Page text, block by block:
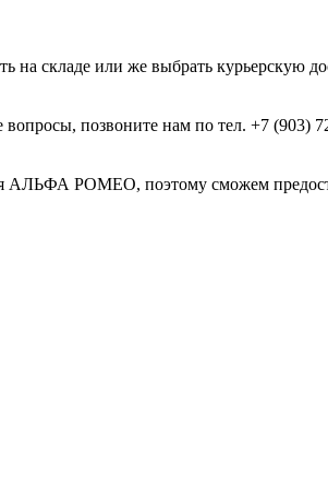
на складе или же выбрать
вопросы, позвоните нам по тел. +7
АЛЬФА РОМЕО, поэтому сможем